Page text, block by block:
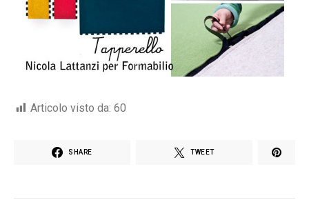
Articolo visto da: 60
SHARE TWEET